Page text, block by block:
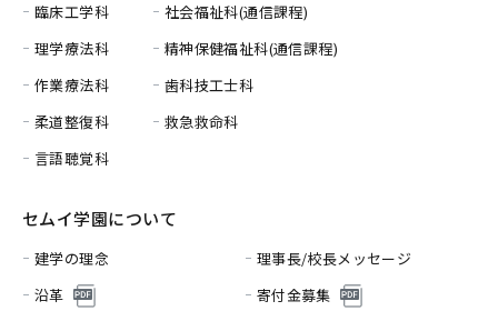
臨床工学科
理学療法科
作業療法科
柔道整復科
言語聴覚科
社会福祉科(通信課程)
精神保健福祉科(通信課程)
歯科技工士科
救急救命科
セムイ学園について
建学の理念
理事長/校長メッセージ
沿革
寄付金募集